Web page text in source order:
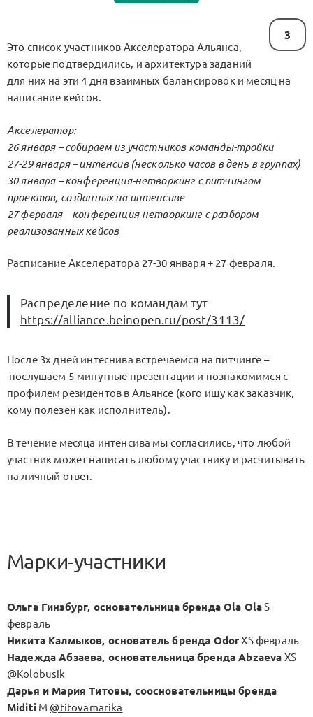
3
Это список участников Акселератора Альянса,
которые подтвердились, и архитектура заданий
для них на эти 4 дня взаимных балансировок и месяц на
написание кейсов.
Акселератор:
26 января – собираем из участников команды-тройки
27-29 января – интенсив (несколько часов в день в группах)
30 января – конференция-нетворкинг с питчингом
проектов, созданных на интенсиве
27 ферваля – конференция-нетворкинг с разбором
реализованных кейсов
Расписание Акселератора 27-30 января + 27 февраля.
Распределение по командам тут
https://alliance.beinopen.ru/post/3113/
После 3х дней интеснива встречаемся на питчинге –
послушаем 5-минутные презентации и познакомимся с
профилем резидентов в Альянсе (кого ищу как заказчик,
кому полезен как исполнитель).
В течение месяца интенсива мы согласились, что любой
участник может написать любому участнику и расчитывать
на личный ответ.
Марки-участники
Ольга Гинзбург, основательница бренда Ola OlaS
февраль
Никита Калмыков, основатель бренда OdorXS февраль
Надежда Абзаева, основательница бренда Abzaeva XS
@Kolobusik
Дарья и Мария Титовы, соосновательницы бренда
MiditiM @titovamarika